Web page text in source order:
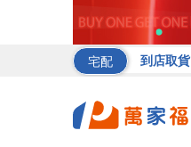
宅配 到店取貨